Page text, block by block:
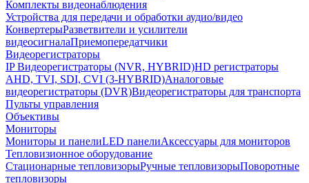
Комплекты видеонаблюдения
Устройства для передачи и обработки аудио/видео
КонвертерыРазветвители и усилители
видеосигналаПриемопередатчики
Видеорегистраторы
IP Видеорегистраторы (NVR, HYBRID)HD регистраторы
AHD, TVI, SDI, CVI (3-HYBRID)Аналоговые
видеорегистраторы (DVR)Видеорегистраторы для транспорта
Пульты управления
Объективы
Мониторы
Мониторы и панелиLED панелиАксессуары для мониторов
Тепловизионное оборудование
Стационарные тепловизорыРучные тепловизорыПоворотные
тепловизоры